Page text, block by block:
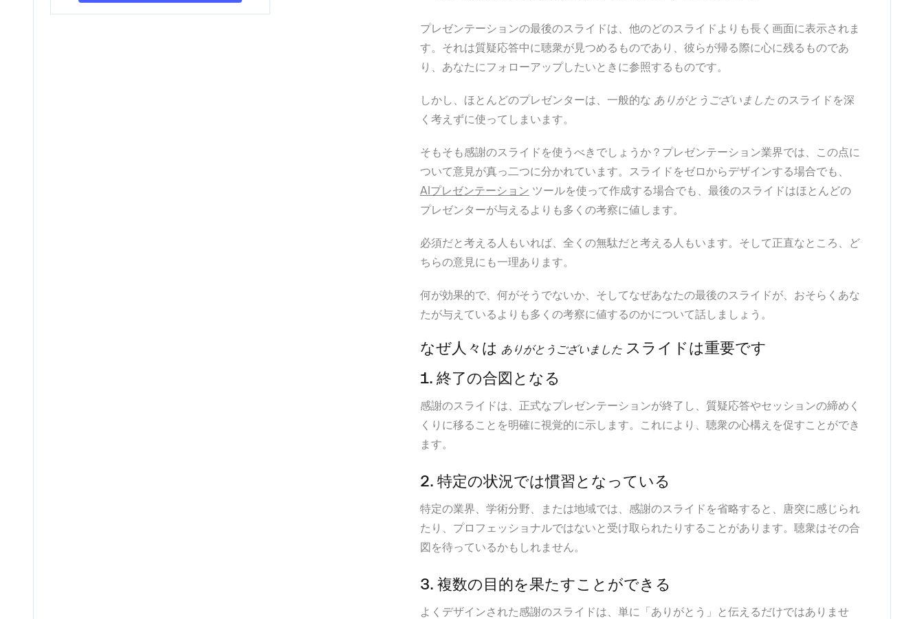
プレゼンテーションの最後のスライドは、他のどのスライドよりも長く画面に表示されま
す。それは質疑応答中に聴衆が見つめるものであり、彼らが帰る際に心に残るものであ
り、あなたにフォローアップしたいときに参照するものです。
しかし、ほとんどのプレゼンターは、一般的な ありがとうございました のスライドを深
く考えずに使ってしまいます。
そもそも感謝のスライドを使うべきでしょうか？プレゼンテーション業界では、この点に
ついて意見が真っ二つに分かれています。スライドをゼロからデザインする場合でも、
AIプレゼンテーション ツールを使って作成する場合でも、最後のスライドはほとんどの
プレゼンターが与えるよりも多くの考察に値します。
必須だと考える人もいれば、全くの無駄だと考える人もいます。そして正直なところ、ど
ちらの意見にも一理あります。
何が効果的で、何がそうでないか、そしてなぜあなたの最後のスライドが、おそらくあな
たが与えているよりも多くの考察に値するのかについて話しましょう。
なぜ人々は ありがとうございましたスライドは重要です
1. 終了の合図となる
感謝のスライドは、正式なプレゼンテーションが終了し、質疑応答やセッションの締めく
くりに移ることを明確に視覚的に示します。これにより、聴衆の心構えを促すことができ
ます。
2. 特定の状況では慣習となっている
特定の業界、学術分野、または地域では、感謝のスライドを省略すると、唐突に感じられ
たり、プロフェッショナルではないと受け取られたりすることがあります。聴衆はその合
図を待っているかもしれません。
3. 複数の目的を果たすことができる
よくデザインされた感謝のスライドは、単に「ありがとう」と伝えるだけではありませ